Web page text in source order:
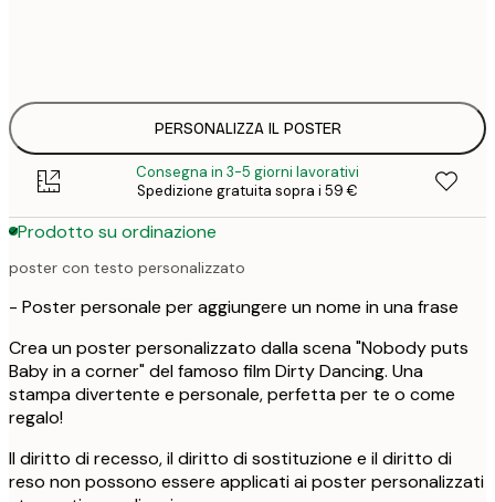
PERSONALIZZA IL POSTER
Consegna in 3-5 giorni lavorativi
Spedizione gratuita sopra i 59 €
Prodotto su ordinazione
poster con testo personalizzato
- Poster personale per aggiungere un nome in una frase
Crea un poster personalizzato dalla scena "Nobody puts
Baby in a corner" del famoso film Dirty Dancing. Una
stampa divertente e personale, perfetta per te o come
regalo!
Il diritto di recesso, il diritto di sostituzione e il diritto di
reso non possono essere applicati ai poster personalizzati